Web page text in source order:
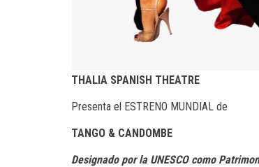
THALIA SPANISH THEATRE
Presenta el ESTRENO MUNDIAL de
TANGO & CANDOMBE
Designado por la UNESCO como